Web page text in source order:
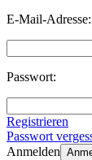
E-Mail-Adresse:
Passwort:
Registrieren
Passwort
Anmelden